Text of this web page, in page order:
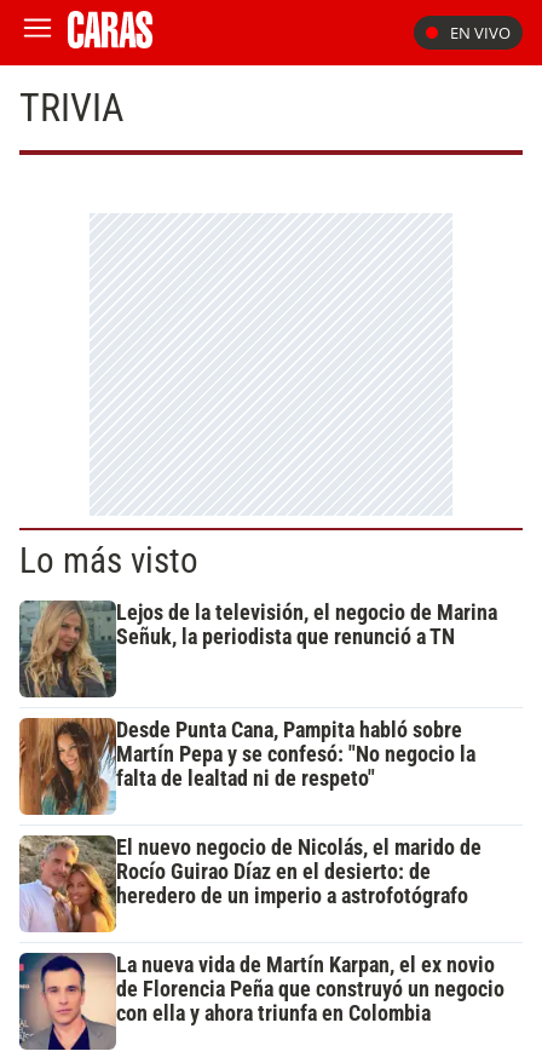
EN VIVO
TRIVIA
Lo más visto
Lejos de la televisión, el negocio de Marina
Señuk, la periodista que renunció a TN
Desde Punta Cana, Pampita habló sobre
Martín Pepa y se confesó: "No negocio la
falta de lealtad ni de respeto"
El nuevo negocio de Nicolás, el marido de
Rocío Guirao Díaz en el desierto: de
heredero de un imperio a astrofotógrafo
La nueva vida de Martín Karpan, el ex novio
de Florencia Peña que construyó un negocio
con ella y ahora triunfa en Colombia